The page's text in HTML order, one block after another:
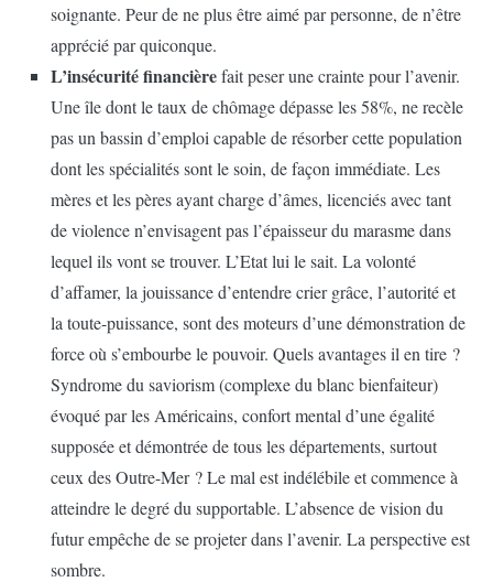
soignante. Peur de ne plus être aimé par personne, de n’être
apprécié par quiconque.
L’insécurité financièrefait peser une crainte pour l’avenir.
Une île dont le taux de chômage dépasse les 58%, ne recèle
pas un bassin d’emploi capable de résorber cette population
dont les spécialités sont le soin, de façon immédiate. Les
mères et les pères ayant charge d’âmes, licenciés avec tant
de violence n’envisagent pas l’épaisseur du marasme dans
lequel ils vont se trouver. L’Etat lui le sait. La volonté
d’affamer, la jouissance d’entendre crier grâce, l’autorité et
la toute-puissance, sont des moteurs d’une démonstration de
force où s’embourbe le pouvoir. Quels avantages il en tire ?
Syndrome du saviorism (complexe du blanc bienfaiteur)
évoqué par les Américains, confort mental d’une égalité
supposée et démontrée de tous les départements, surtout
ceux des Outre-Mer ? Le mal est indélébile et commence à
atteindre le degré du supportable. L’absence de vision du
futur empêche de se projeter dans l’avenir. La perspective est
sombre.